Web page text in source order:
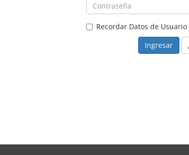
Recordar Datos de Usuario